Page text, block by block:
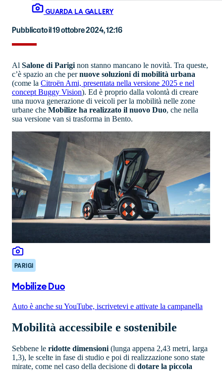
GUARDA LA GALLERY
Pubblicato il 19 ottobre 2024, 12:16
Al Salone di Parigi non stanno mancano le novità. Tra queste,
c’è spazio an che pernuove soluzioni di mobilità urbana
(come la Citroën Ami, presentata nella versione 2025 e nel
concept Buggy Vision). Ed è proprio dalla volontà di creare
una nuova generazione di veicoli per la mobilità nelle zone
urbane che Mobilize ha realizzato il nuovo Duo, che nella
sua versione van si trasforma in Bento.
PARIGI
Mobilize Duo
Auto è anche su YouTube, iscrivetevi e attivate la campanella
Mobilità accessibile e sostenibile
Sebbene le ridotte dimensioni (lunga appena 2,43 metri, larga
1,3), le scelte in fase di studio e poi di realizzazione sono state
mirate, come nel caso della decisione di dotare la piccola